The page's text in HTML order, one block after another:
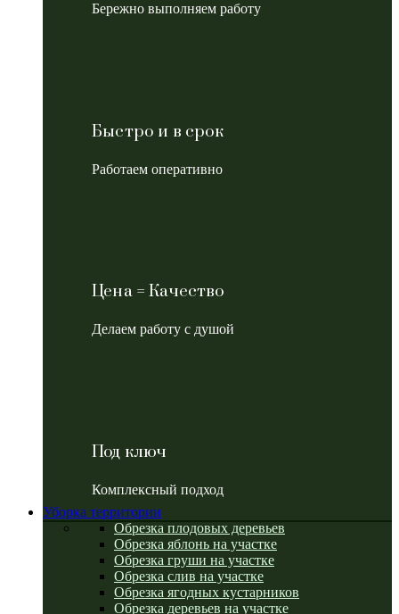
Бережно выполняем работу
Быстро и в срок
Работаем оперативно
Цена = Качество
Делаем работу с душой
Под ключ
Комплексный подход
Уборка территории
Обрезка плодовых деревьев
Обрезка яблонь на участке
Обрезка груши на участке
Обрезка слив на участке
Обрезка ягодных кустарников
Обрезка деревьев на участке